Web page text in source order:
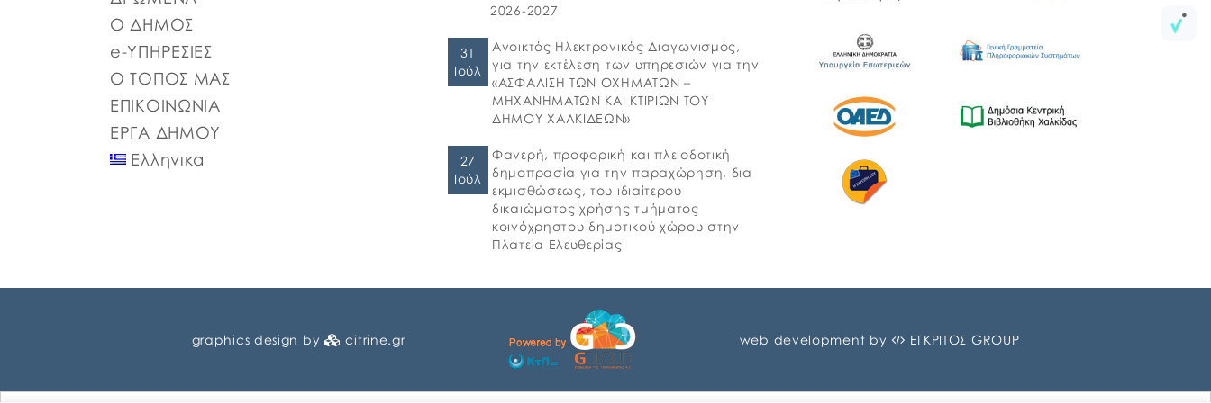
Ο ΔΗΜΟΣ
e-ΥΠΗΡΕΣΙΕΣ
Ο ΤΟΠΟΣ ΜΑΣ
ΕΠΙΚΟΙΝΩΝΙΑ
ΕΡΓΑ ΔΗΜΟΥ
Ελληνικα
2026-2027
31
Ιούλ
Ανοικτός Ηλεκτρονικός Διαγωνισμός,
για την εκτέλεση των υπηρεσιών για την
«ΑΣΦΑΛΙΣΗ ΤΩΝ ΟΧΗΜΑΤΩΝ –
ΜΗΧΑΝΗΜΑΤΩΝ ΚΑΙ ΚΤΙΡΙΩΝ ΤΟΥ
ΔΗΜΟΥ ΧΑΛΚΙΔΕΩΝ»
27
Ιούλ
Φανερή, προφορική και πλειοδοτική
δημοπρασία για την παραχώρηση, δια
εκμισθώσεως, του ιδιαίτερου
δικαιώματος χρήσης τμήματος
κοινόχρηστου δημοτικού χώρου στην
Πλατεία Ελευθερίας
graphics design by citrine.gr web development by ΕΓΚΡΙΤΟΣ GROUP